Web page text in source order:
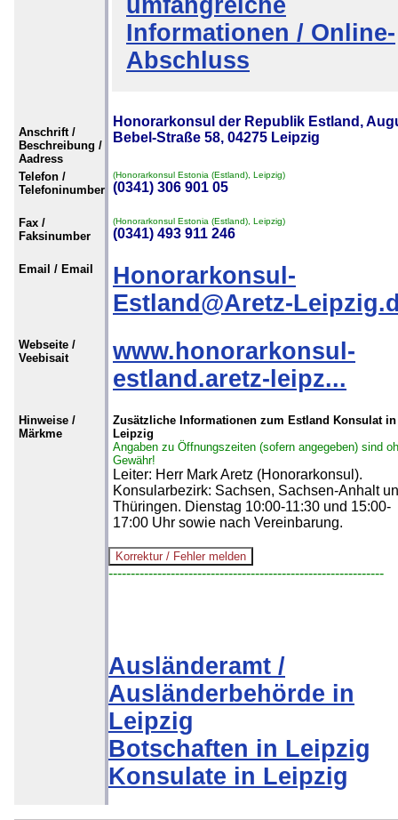
umfangreiche
Informationen / Online-
Abschluss
Anschrift /
Beschreibung /
Aadress
Honorarkonsul der Republik Estland,
Bebel-Straße 58, 04275 Leipzig
Telefon /
Telefoninumber
(Honorarkonsul Estonia (Estland), Leipzig)
(0341) 306 901 05
Fax /
Faksinumber
(Honorarkonsul Estonia (Estland), Leipzig)
(0341) 493 911 246
Email / Email
Honorarkonsul-
Estland@Aretz-
Webseite /
Veebisait
www.honorarkonsul-
estland.aretz-leipz...
Hinweise /
Märkme
Zusätzliche Informationen zum Estland Konsulat in
Leipzig
Angaben zu Öffnungszeiten (sofern angegeben) sind
Gewähr!
Leiter: Herr Mark Aretz (Honorarkonsul).
Konsularbezirk: Sachsen, Sachsen-Anhalt
Thüringen. Dienstag 10:00-11:30 und 15:00-
17:00 Uhr sowie nach Vereinbarung.
--------------------------------------------------------------
Ausländeramt /
Ausländerbehörde in
Leipzig
Botschaften in Leipzig
Konsulate in Leipzig